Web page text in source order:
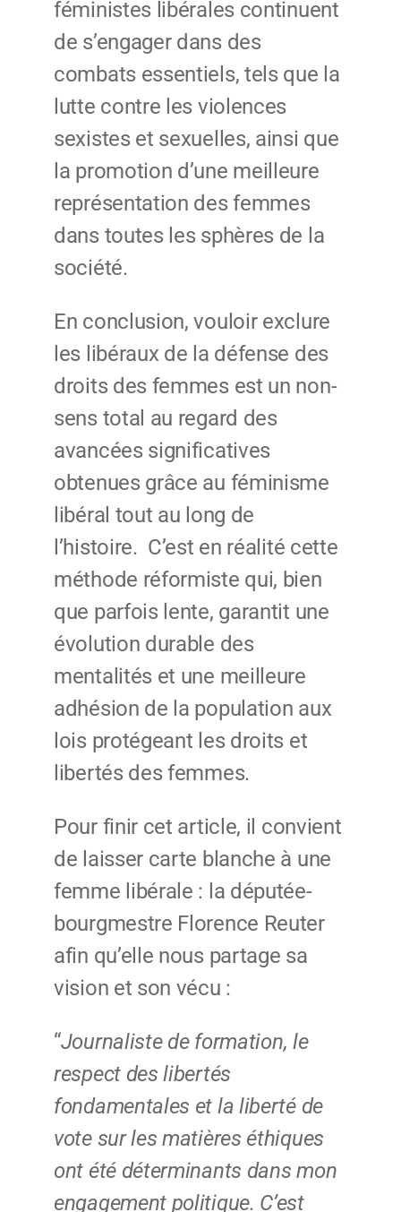
féministes libérales continuent
de s’engager dans des
combats essentiels, tels que la
lutte contre les violences
sexistes et sexuelles, ainsi que
la promotion d’une meilleure
représentation des femmes
dans toutes les sphères de la
société.
En conclusion, vouloir exclure
les libéraux de la défense des
droits des femmes est un non-
sens total au regard des
avancées significatives
obtenues grâce au féminisme
libéral tout au long de
l’histoire. C’est en réalité cette
méthode réformiste qui, bien
que parfois lente, garantit une
évolution durable des
mentalités et une meilleure
adhésion de la population aux
lois protégeant les droits et
libertés des femmes.
Pour finir cet article, il convient
de laisser carte blanche à une
femme libérale : la députée-
bourgmestre Florence Reuter
afin qu’elle nous partage sa
vision et son vécu :
“Journaliste de formation, le
respect des libertés
fondamentales et la liberté de
vote sur les matières éthiques
ont été déterminants dans mon
engagement politique. C’est